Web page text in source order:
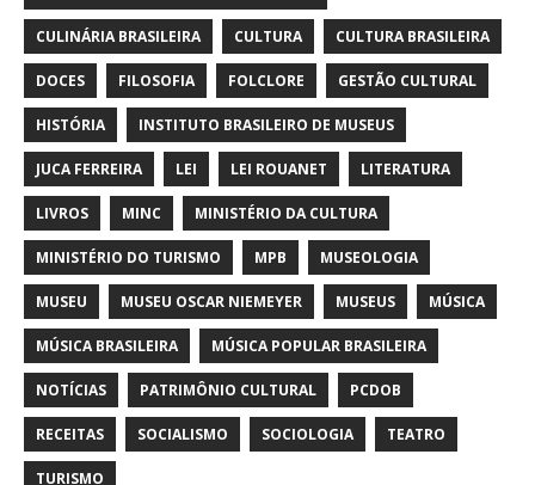
CULINÁRIA BRASILEIRA CULTURA CULTURA BRASILEIRA
DOCES FILOSOFIA FOLCLORE GESTÃO CULTURAL
HISTÓRIA INSTITUTO BRASILEIRO DE MUSEUS
JUCA FERREIRA LEI LEI ROUANET LITERATURA
LIVROS MINC MINISTÉRIO DA CULTURA
MINISTÉRIO DO TURISMO MPB MUSEOLOGIA
MUSEU MUSEU OSCAR NIEMEYER MUSEUS MÚSICA
MÚSICA BRASILEIRA MÚSICA POPULAR BRASILEIRA
NOTÍCIAS PATRIMÔNIO CULTURAL PCDOB
RECEITAS SOCIALISMO SOCIOLOGIA TEATRO
TURISMO